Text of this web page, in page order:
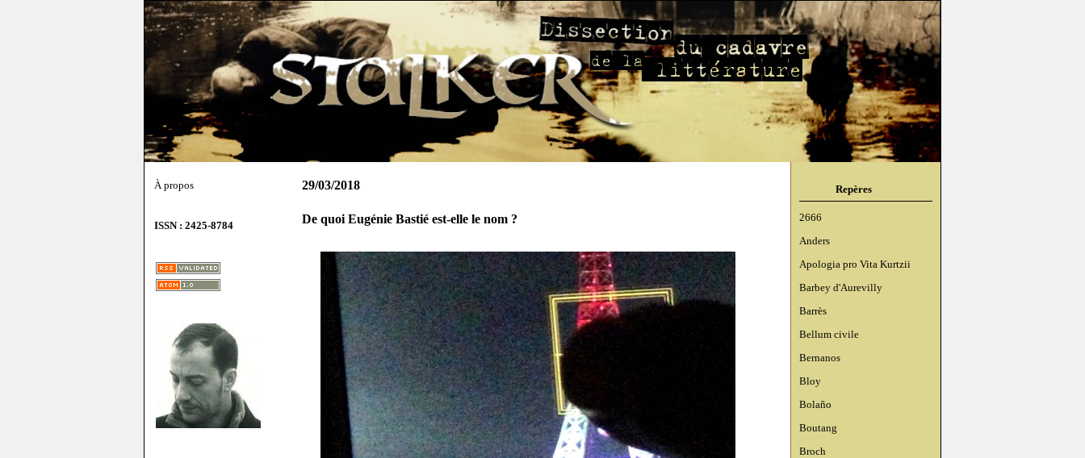
À propos
ISSN : 2425-8784
Repères
2666
Anders
Apologia pro Vita Kurtzii
Barbey d'Aurevilly
Barrès
Bellum civile
Bernanos
Bloy
Bolaño
Boutang
Broch
29/03/2018
De quoi Eugénie Bastié est-elle le nom ?